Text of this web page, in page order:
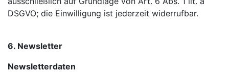
DSGVO; die Einwilligung ist jederzeit widerrufbar.
6. Newsletter
Newsletterdaten